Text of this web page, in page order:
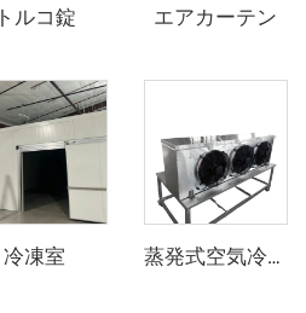
トルコ錠 エアカーテン
冷凍室 蒸発式空気冷却器